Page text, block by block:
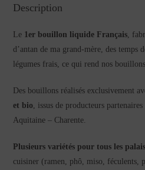
Description
Le 1er bouillon liquide Français ,
d’antan de ma grand-mère, des temps
légumes frais, ce qui rend nos
Des bouillons réalisés exclusivement
et bio , issus de producteurs
Aquitaine – Charente.
Plusieurs variétés pour tous les palais
cuisiner (ramen, phô, miso, féculents,